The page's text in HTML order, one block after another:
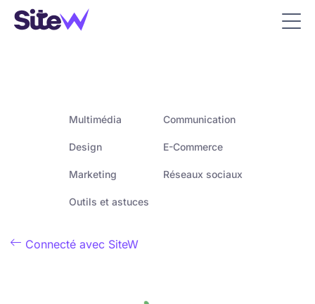
Multimédia Communication
Design E-Commerce
Marketing Réseaux sociaux
Outils et astuces
 Connecté avec SiteW